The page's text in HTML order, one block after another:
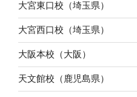
大宮東口校（埼玉県）
大宮西口校（埼玉県）
大阪本校（大阪）
天文館校（鹿児島県）